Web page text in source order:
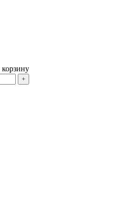
+